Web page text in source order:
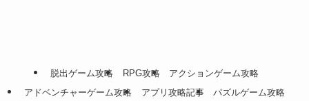
脱出ゲーム攻略 RPG攻略
アクションゲーム攻略
アドベンチャーゲーム攻略
アプリ攻略記事
パズルゲーム攻略